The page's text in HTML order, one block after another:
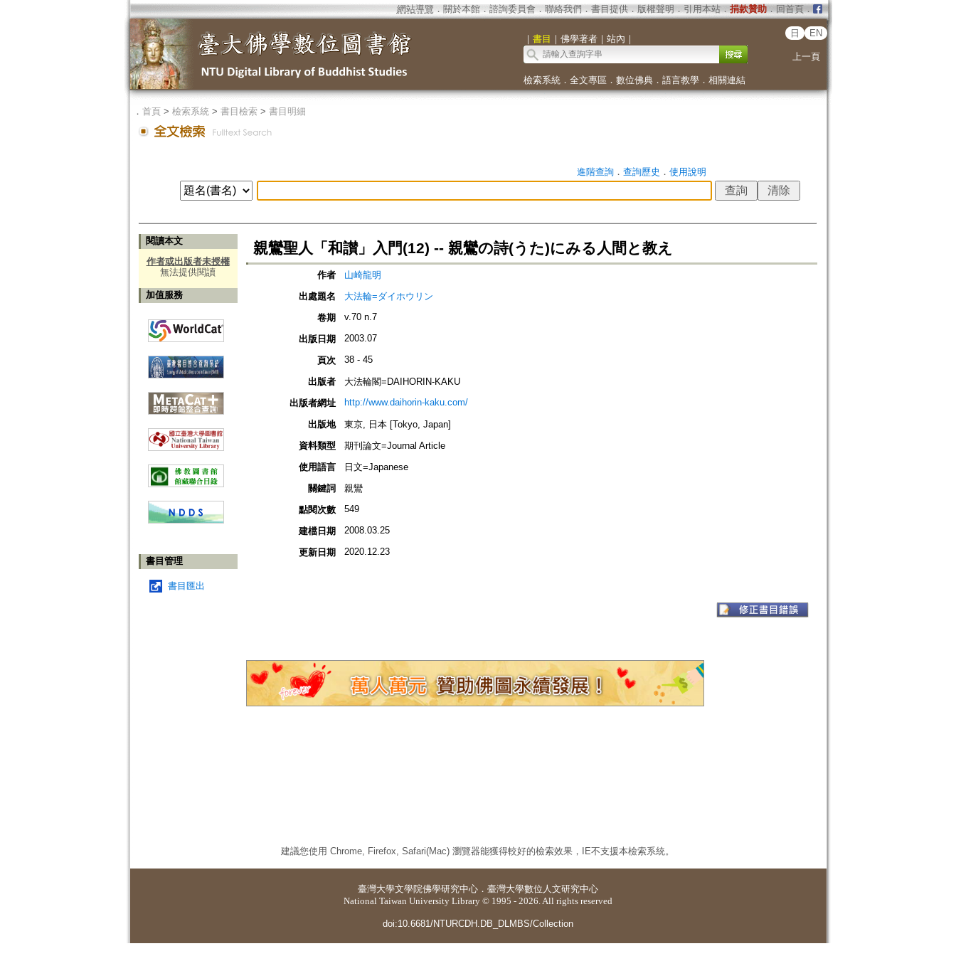
網站導覽 ． 關於本館． 諮詢委員會． 聯絡我們 ． 書目提供． 版權聲明 ． 引用本站． 捐款贊助．回首頁．
｜ 書目 ｜ 佛學著者｜ 站內 ｜
日 EN
上一頁
檢索系統． 全文專區 ． 數位佛典． 語言教學． 相關連結
． 首頁> 檢索系統> 書目檢索> 書目明細
進階查詢． 查詢歷史 ． 使用說明
閱讀本文
作者或出版者未授權
無法提供閱讀
加值服務
書目管理
書目匯出
親鸞聖人「和讃」入門(12) -- 親鸞の詩(うた)にみる人間と教え
作者
山崎龍明
出處題名
大法輪=ダイホウリン
卷期
v.70 n.7
出版日期 2003.07
頁次 38 - 45
出版者
大法輪閣=DAIHORIN-KAKU
出版者網址
http://www.daihorin-kaku.com/
出版地
東京, 日本 [Tokyo, Japan]
資料類型
期刊論文=Journal Article
使用語言
日文=Japanese
關鍵詞
親鸞
點閱次數
549
建檔日期 2008.03.25
更新日期 2020.12.23
建議您使用 Chrome, Firefox, Safari(Mac) 瀏覽器能獲得較好的檢索效果，IE不支援本檢索系統。
臺灣大學文學院佛學研究中心 ． 臺灣大學數位人文研究中心
National Taiwan University Library © 1995 - 2026. All rights reserved
doi:10.6681/NTURCDH.DB_DLMBS/Collection